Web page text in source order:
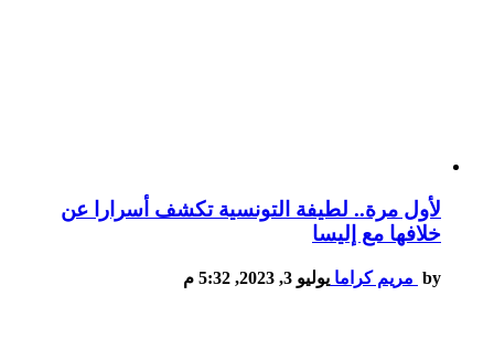
لأول مرة.. لطيفة التونسية تكشف أسرارا عن
خلافها مع إليسا
by مريم كراما يوليو 3, 2023, 5:32 م